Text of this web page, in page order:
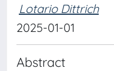
Lotario Dittrich
2025-01-01
Abstract